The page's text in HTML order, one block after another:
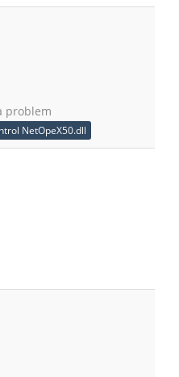
problem
NetOpeX50.dll